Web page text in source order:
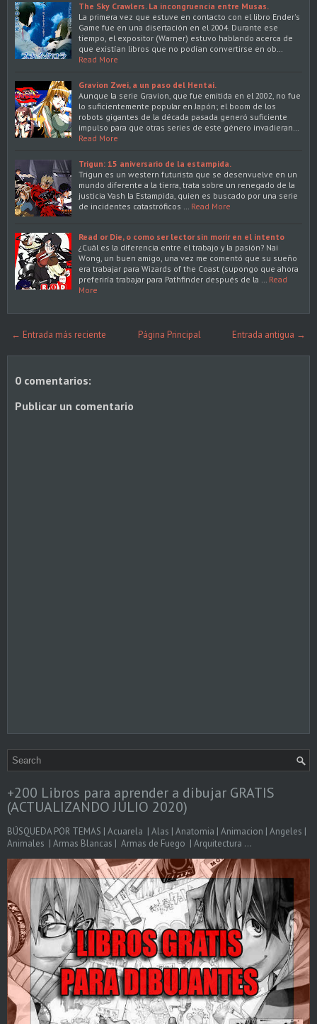
The Sky Crawlers. La incongruencia entre Musas.
La primera vez que estuve en contacto con el libro Ender's
Game fue en una disertación en el 2004. Durante ese
tiempo, el expositor (Warner) estuvo hablando acerca de
que existían libros que no podían convertirse en ob…
Read More
Gravion Zwei, a un paso del Hentai.
Aunque la serie Gravion, que fue emitida en el 2002, no fue
lo suficientemente popular en Japón; el boom de los
robots gigantes de la década pasada generó suficiente
impulso para que otras series de este género invadieran…
Read More
Trigun: 15 aniversario de la estampida.
Trigun es un western futurista que se desenvuelve en un
mundo diferente a la tierra, trata sobre un renegado de la
justicia Vash la Estampida, quien es buscado por una serie
de incidentes catastróficos … Read More
Read or Die, o como ser lector sin morir en el intento
¿Cuál es la diferencia entre el trabajo y la pasión? Nai
Wong, un buen amigo, una vez me comentó que su sueño
era trabajar para Wizards of the Coast (supongo que ahora
preferiría trabajar para Pathfinder después de la … Read
More
← Entrada más reciente Entrada antigua →
Página Principal
0 comentarios:
Publicar un comentario
+200 Libros para aprender a dibujar GRATIS
(ACTUALIZANDO JULIO 2020)
BÚSQUEDA POR TEMAS | Acuarela | Alas | Anatomia | Animacion | Angeles |
Animales | Armas Blancas | Armas de Fuego | Arquitectura ...